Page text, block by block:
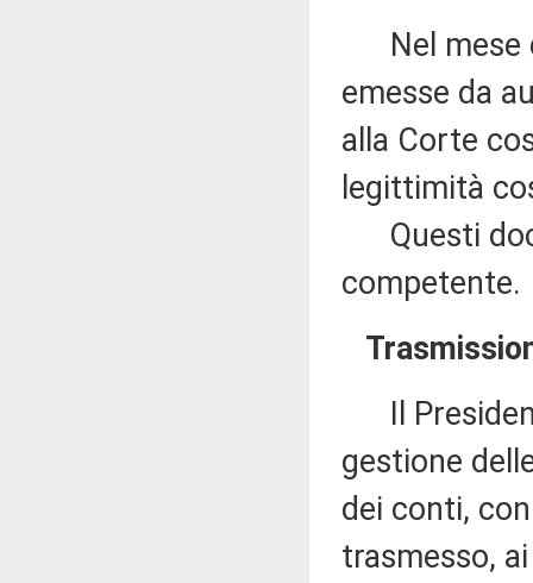
Nel mese
emesse da
alla Corte
legittimità
Questi
competente.
Il
gestione
dei conti,
trasmesso,